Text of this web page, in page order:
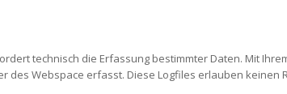
technisch die Erfassung bestimmter Daten. Mit
Webspace erfasst. Diese Logfiles erlauben keinen